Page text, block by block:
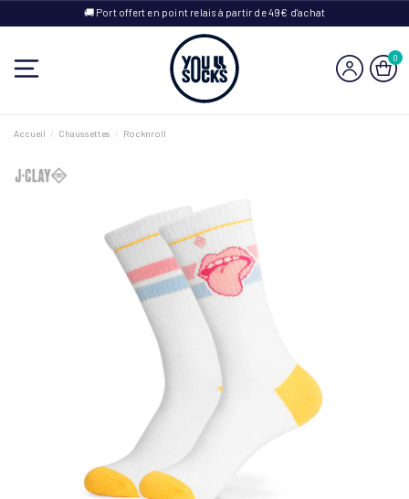
🚚 Port offert en point relais à partir de 49€ d'achat
0
Accueil Chaussettes Rocknroll